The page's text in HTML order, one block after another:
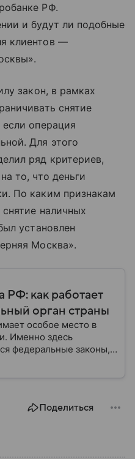
РФ.
и будут ли подобные
клиентов —
закон, в рамках
снятие
операция
Для этого
ряд критериев,
то, что деньги
По каким признакам
снятие наличных
установлен
Москва».
РФ: как работает
орган страны
особое место в
Именно здесь
федеральные законы,
экономики и
Госдума, какие
Поделиться